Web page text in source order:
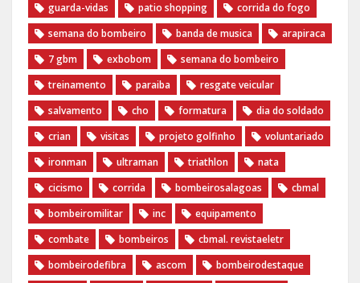
guarda-vidas
patio shopping
corrida do fogo
semana do bombeiro
banda de musica
arapiraca
7 gbm
exbobom
semana do bombeiro
treinamento
paraiba
resgate veicular
salvamento
cho formatura
dia do soldado
crian
visitas projeto golfinho
voluntariado
ironman
ultraman triathlon
nata
cicismo
corrida bombeirosalagoas
cbmal
bombeiromilitar
inc
equipamento
combate
bombeiros
cbmal. revistaeletr
bombeirodefibra
ascom
bombeirodestaque